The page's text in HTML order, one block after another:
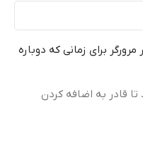
برای زمانی که دوباره
قادر به اضافه کردن